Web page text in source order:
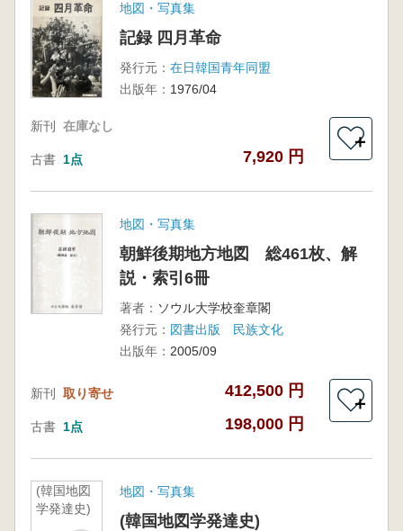
地図・写真集
記録 四月革命
発行元： 在日韓国青年同盟
出版年： 1976/04
新刊 在庫なし
古書 1点 7,920 円
＋
地図・写真集
朝鮮後期地方地図 総461枚、解
説・索引6冊
著者： ソウル大学校奎章閣
発行元： 図書出版 民族文化
出版年： 2005/09
新刊 取り寄せ 412,500 円
古書 1点 198,000 円
＋
(韓国地図
学発達史)
地図・写真集
(韓国地図学発達史)